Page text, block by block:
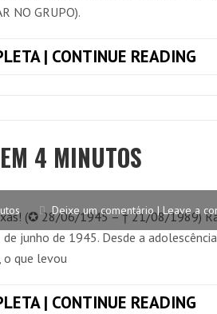
NO GRUPO).
| CONTINUE READING
4 MINUTOS
Deixe um comentário | Leave a
(✪ 28/06/1945 – † 21/08/1989)
junho de 1945. Desde a
o que levou
| CONTINUE READING